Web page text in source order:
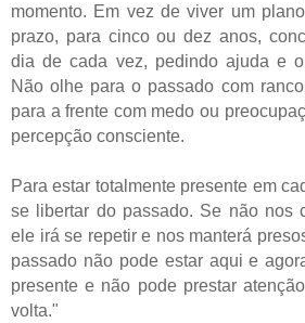
momento. Em vez de viver um
prazo, para cinco ou dez anos,
dia de cada vez, pedindo ajuda e
Não olhe para o passado com
para a frente com medo ou
percepção consciente.
Para estar totalmente presente em
se libertar do passado. Se não nos
ele irá se repetir e nos manterá
passado não pode estar aqui e
presente e não pode prestar
volta."